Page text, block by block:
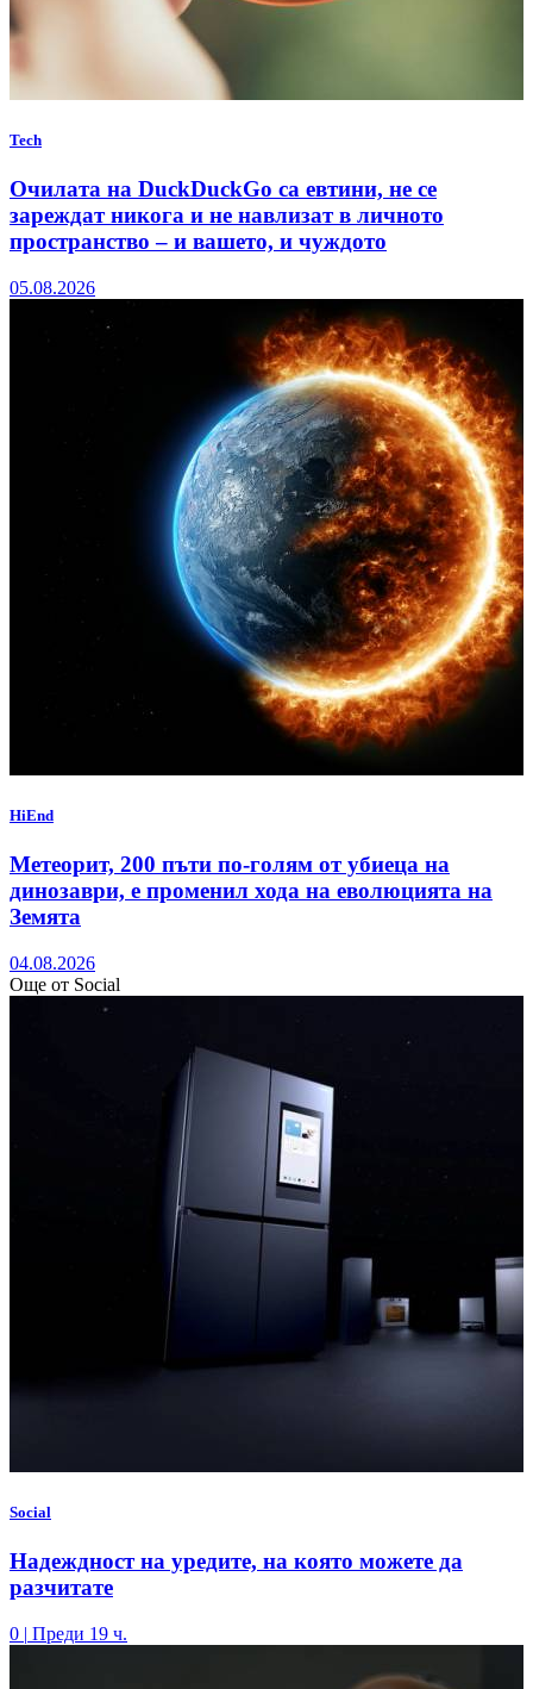
Tech
Очилата на DuckDuckGo са евтини, не се
зареждат никога и не навлизат в личното
пространство – и вашето, и чуждото
05.08.2026
HiEnd
Метеорит, 200 пъти по-голям от убиеца на
динозаври, е променил хода на еволюцията на
Земята
04.08.2026
Още от Social
Social
Надеждност на уредите, на която можете да
разчитате
0 | Преди 19 ч.